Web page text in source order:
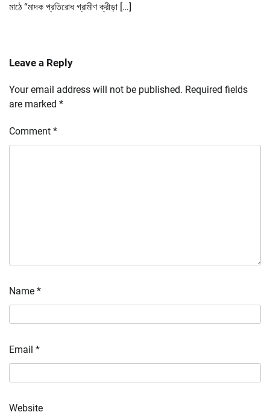
মাঠে “মাদক প্রতিরোধ গ্রামীণ ক্রীড়া […]
Leave a Reply
Your email address will not be published. Required fields
are marked *
Comment *
Name *
Email *
Website